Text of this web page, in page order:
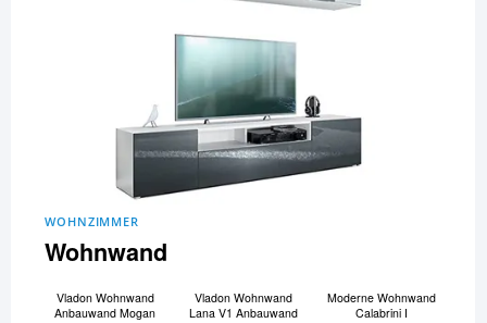
WOHNZIMMER
Wohnwand
Vladon Wohnwand
Anbauwand Mogan
Vladon Wohnwand
Lana V1 Anbauwand
Moderne Wohnwand
Calabrini I